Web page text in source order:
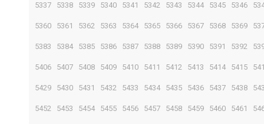
5337 5338 5339 5340 5341 5342 5343 5344 5345 5346
5360 5361 5362 5363 5364 5365 5366 5367 5368 5369
5383 5384 5385 5386 5387 5388 5389 5390 5391 5392
5406 5407 5408 5409 5410 5411 5412 5413 5414 5415
5429 5430 5431 5432 5433 5434 5435 5436 5437 5438
5452 5453 5454 5455 5456 5457 5458 5459 5460 5461